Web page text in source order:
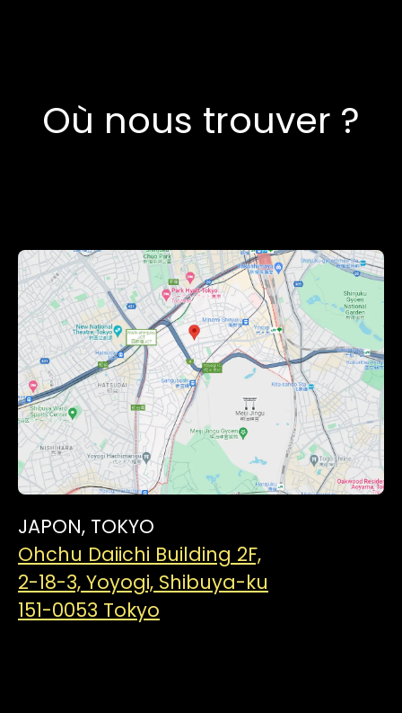
Où nous trouver ?
JAPON, TOKYO
Ohchu Daiichi Building 2F,
2-18-3, Yoyogi, Shibuya-ku
151-0053 Tokyo